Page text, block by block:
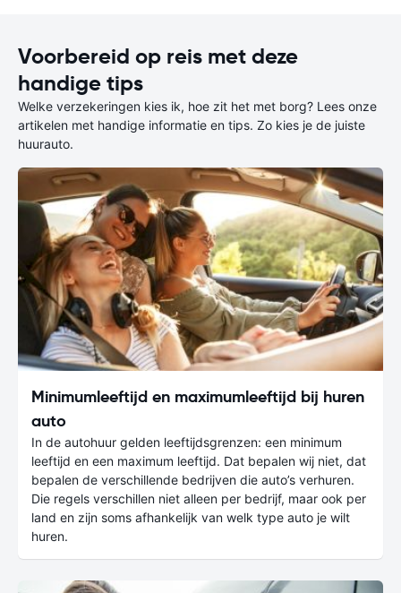
Voorbereid op reis met deze
handige tips
Welke verzekeringen kies ik, hoe zit het met borg? Lees onze
artikelen met handige informatie en tips. Zo kies je de juiste
huurauto.
Minimumleeftijd en maximumleeftijd bij huren
auto
In de autohuur gelden leeftijdsgrenzen: een minimum
leeftijd en een maximum leeftijd. Dat bepalen wij niet, dat
bepalen de verschillende bedrijven die auto’s verhuren.
Die regels verschillen niet alleen per bedrijf, maar ook per
land en zijn soms afhankelijk van welk type auto je wilt
huren.